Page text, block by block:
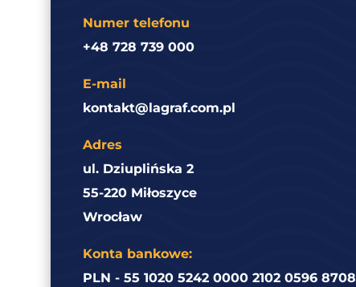
Numer telefonu
+48 728 739 000
E-mail
kontakt@lagraf.com.pl
Adres
ul. Dziuplińska 2
55-220 Miłoszyce
Wrocław
Konta bankowe:
PLN - 55 1020 5242 0000 2102 0596 8708